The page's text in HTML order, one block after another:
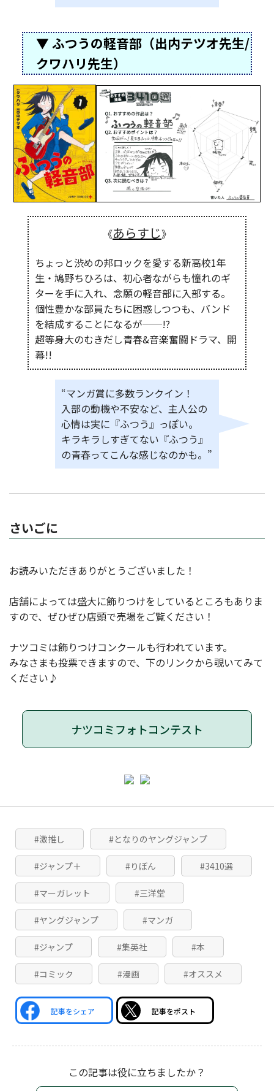
▼ ふつうの軽音部（出内テツオ先生/
クワハリ先生）
《あらすじ》
ちょっと渋めの邦ロックを愛する新高校1年
生・鳩野ちひろは、初心者ながらも憧れのギ
ターを手に入れ、念願の軽音部に入部する。
個性豊かな部員たちに困惑しつつも、バンド
を結成することになるが──!?
超等身大のむきだし青春&音楽奮闘ドラマ、開
幕!!
“マンガ賞に多数ランクイン！
入部の動機や不安など、主人公の
心情は実に『ふつう』っぽい。
キラキラしすぎてない『ふつう』
の青春ってこんな感じなのかも。”
さいごに
お読みいただきありがとうございました！
店舗によっては盛大に飾りつけをしているところもありま
すので、ぜひぜひ店頭で売場をご覧ください！
ナツコミは飾りつけコンクールも行われています。
みなさまも投票できますので、下のリンクから覗いてみて
ください♪
ナツコミフォトコンテスト
#激推し #となりのヤングジャンプ
#ジャンプ＋ #りぼん #3410選
#マーガレット #三洋堂
#ヤングジャンプ #マンガ
#ジャンプ #集英社 #本
#コミック #漫画 #オススメ
記事をシェア 記事をポスト
この記事は役に立ちましたか？